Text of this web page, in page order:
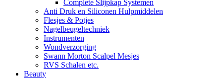
Complete Slijpkap Systemen
Anti Druk en Siliconen Hulpmiddelen
Flesjes & Potjes
Nagelbeugeltechniek
Instrumenten
Wondverzorging
Swann Morton Scalpel Mesjes
RVS Schalen etc.
Beauty